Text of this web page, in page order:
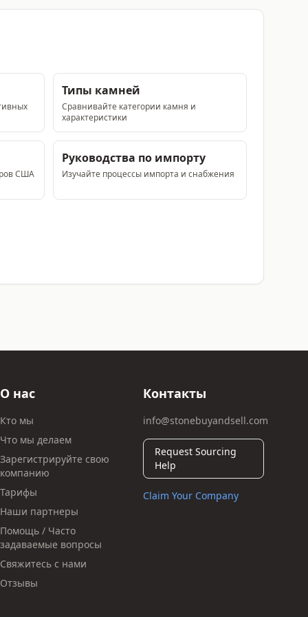
Типы камней
Сравнивайте категории камня и
характеристики
США
Руководства по импорту
Изучайте процессы импорта и снабжения
О нас
Кто мы
Что мы делаем
Зарегистрируйте свою
компанию
Тарифы
Наши партнеры
Помощь / Часто
задаваемые вопросы
Свяжитесь с нами
Отзывы
Контакты
info@stonebuyandsell.com
Request Sourcing
Help
Claim Your Company